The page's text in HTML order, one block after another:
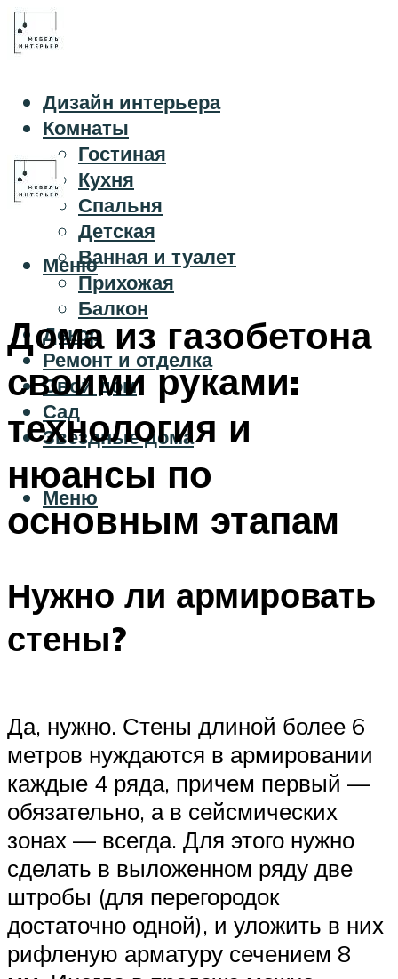
Дизайн интерьера
Комнаты
Гостиная
Кухня
Спальня
Детская
Ванная и туалет
Прихожая
Балкон
Декор
Ремонт и отделка
Свой дом
Сад
Звездные дома
Меню
Меню
Дома из газобетона
своими руками:
технология и
нюансы по
основным этапам
Нужно ли армировать
стены?
Да, нужно. Стены длиной более 6
метров нуждаются в армировании
каждые 4 ряда, причем первый —
обязательно, а в сейсмических
зонах — всегда. Для этого нужно
сделать в выложенном ряду две
штробы (для перегородок
достаточно одной), и уложить в них
рифленую арматуру сечением 8